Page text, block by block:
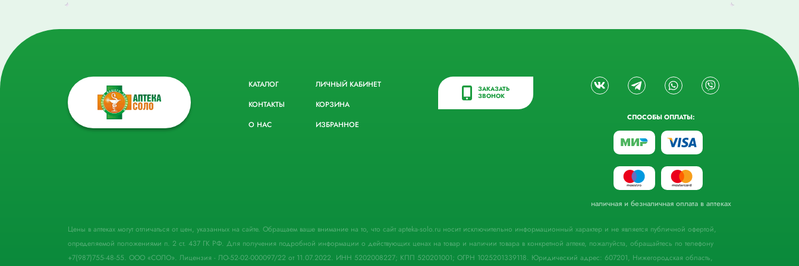
КАТАЛОГ
КОНТАКТЫ
О НАС
ЛИЧНЫЙ КАБИНЕТ
КОРЗИНА
ИЗБРАННОЕ
ЗАКАЗАТЬ
ЗВОНОК
СПОСОБЫ ОПЛАТЫ:
наличная и безналичная оплата в аптеках
Цены в аптеках могут отличаться от цен, указанных на сайте. Обращаем ваше внимание на то, что сайт apteka-solo.ru носит исключительно информационный характер и не является публичной офертой,
определяемой положениями п. 2 ст. 437 ГК РФ. Для получения подробной информации о действующих ценах на товар и наличии товара в конкретной аптеке, пожалуйста, обращайтесь по телефону
+7(987)755-48-55. ООО «СОЛО». Лицензия - ЛО-52-02-000097/22 от 11.07.2022. ИНН 5202008227; КПП 520201001; ОГРН 1025201339118. Юридический адрес: 607201, Нижегородская область,